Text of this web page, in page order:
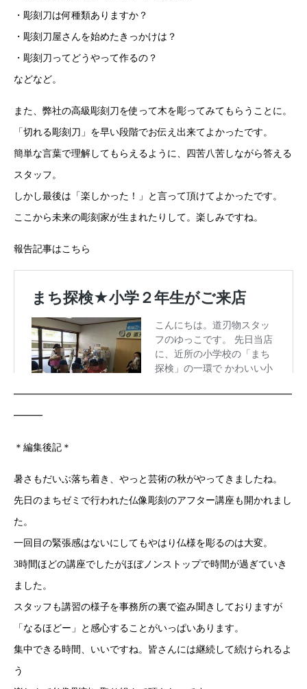
・彫刻刀は何種類ありますか？
・彫刻刀屋さんを始めたきっかけは？
・彫刻刀ってどうやって作るの？
などなど。
また、弊社の高級彫刻刀を使って木を彫ってみてもらうことに。
「切れる彫刻刀」を早い段階でお伝え出来てよかったです。
簡単な言葉で理解してもらえるように、四苦八苦しながら答える
スタッフ。
しかし最後は「楽しかった！」と言って頂けてよかったです。
ここから未来の彫刻家が生まれたりして。楽しみですね。
報告記事はこちら
━━━━━━━━━━━━━━━━━━━━━━━━━━━━━
━━━
＊編集後記＊
暑さもだいぶ落ち着き、やっと芸術の秋がやってきましたね。
先日のまちゼミで行われた仏像彫刻のアフター講座も開かれまし
た。
一回目の緊張感はないにしてもやはり仏様を彫るのは大変。
3時間ほどの講座でしたがほぼノンストップで時間が過ぎていき
ました。
スタッフも講習の様子を事務所の裏で盗み聞きしておりますが
「なるほどー」と感心することがいっぱいあります。
集中できる時間、いいですね。皆さんには継続して続けられるよ
う